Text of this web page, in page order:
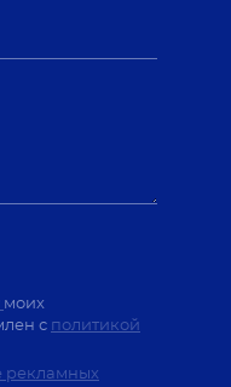
моих
с политикой
рекламных